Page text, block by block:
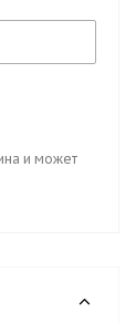
и может